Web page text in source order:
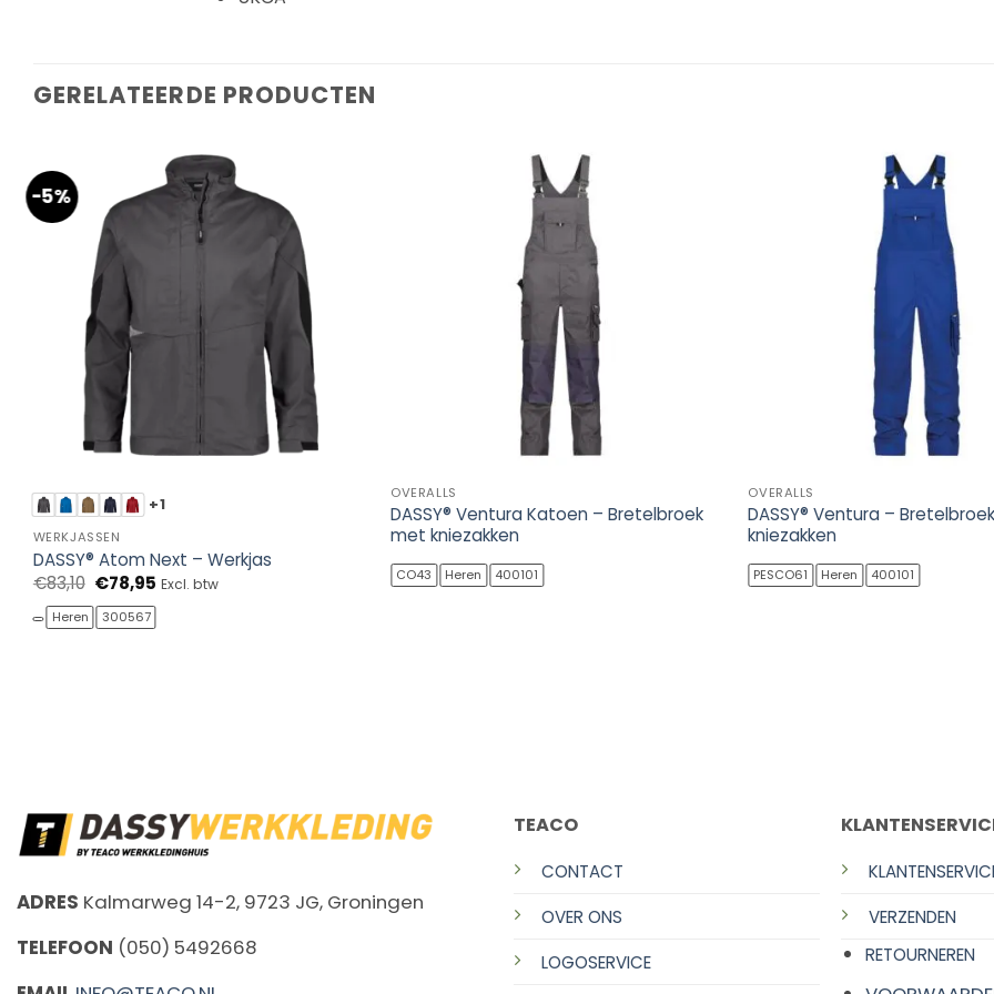
GERELATEERDE PRODUCTEN
-5%
+1
WERKJASSEN
DASSY® Atom Next – Werkjas
€83,10 Oorspronkelijke
was:
€83,10.
€78,95 Huidige
is:
€78,95.
Excl. btw
Heren 300567
OVERALLS
DASSY® Ventura Katoen – Bretelbroek
met kniezakken
CO43 Heren 400101
OVERALLS
DASSY® Ventura –
kniezakken
PESCO61 Heren 400101
ADRES Kalmarweg 14-2, 9723 JG, Groningen
TELEFOON (050) 5492668
TEACO
CONTACT
OVER ONS
LOGOSERVICE
VERZENDEN
RETOURNEREN